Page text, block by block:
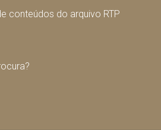
conteúdos do arquivo RTP